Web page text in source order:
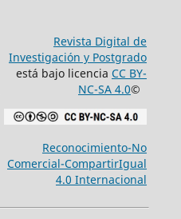
Revista Digital de
Investigación y Postgrado
está bajo licencia CC BY-
NC-SA 4.0©
Reconocimiento-No
Comercial-CompartirIgual
4.0 Internacional